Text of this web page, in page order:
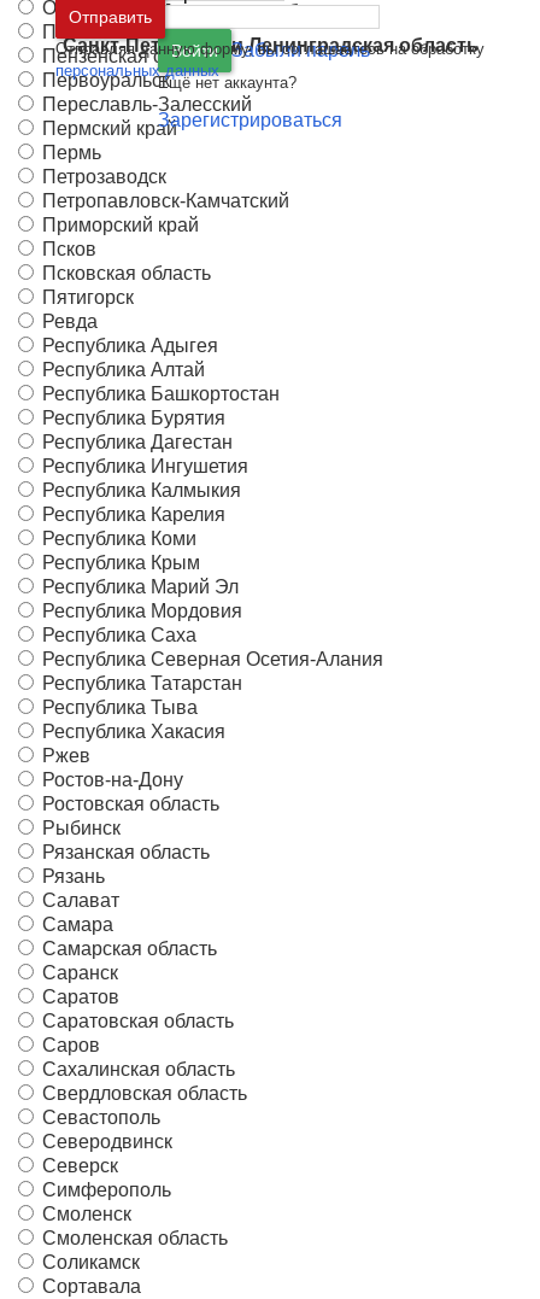
Москва и
Московская область
Санкт-Петербург иЛенинградская область
Войти Забыли пароль
Ещё нет аккаунта?
Зарегистрироваться
Орск
Пенза
Пензенская область
Первоуральск
Переславль-Залесский
Пермский край
Пермь
Петрозаводск
Петропавловск-Камчатский
Приморский край
Псков
Псковская область
Пятигорск
Ревда
Республика Адыгея
Республика Алтай
Республика Башкортостан
Республика Бурятия
Республика Дагестан
Республика Ингушетия
Республика Калмыкия
Республика Карелия
Республика Коми
Республика Крым
Республика Марий Эл
Республика Мордовия
Республика Саха
Республика Северная Осетия-Алания
Республика Татарстан
Республика Тыва
Республика Хакасия
Ржев
Ростов-на-Дону
Ростовская область
Рыбинск
Рязанская область
Рязань
Салават
Самара
Самарская область
Саранск
Саратов
Саратовская область
Саров
Сахалинская область
Свердловская область
Севастополь
Северодвинск
Северск
Симферополь
Смоленск
Смоленская область
Соликамск
Сортавала
Отправить
Отправляя данную форму, вы соглашаетесь на обработку
персональных данных